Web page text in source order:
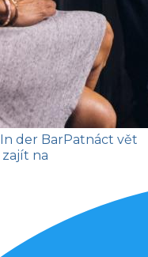
| In der BarPatnáct vět
na